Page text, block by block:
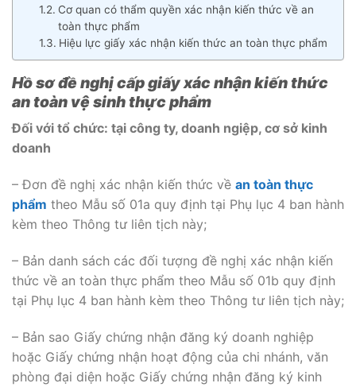
Cơ quan có thẩm quyền xác nhận kiến thức về an
toàn thực phẩm
Hiệu lực giấy xác nhận kiến thức an toàn thực phẩm
Hồ sơ đề nghị cấp giấy xác nhận kiến thức
an toàn vệ sinh thực phẩm
Đối với tổ chức: tại công ty, doanh ngiệp, cơ sở kinh
doanh
– Đơn đề nghị xác nhận kiến thức về an toàn thực
phẩm theo Mẫu số 01a quy định tại Phụ lục 4 ban hành
kèm theo Thông tư liên tịch này;
– Bản danh sách các đối tượng đề nghị xác nhận kiến
thức về an toàn thực phẩm theo Mẫu số 01b quy định
tại Phụ lục 4 ban hành kèm theo Thông tư liên tịch này;
– Bản sao Giấy chứng nhận đăng ký doanh nghiệp
hoặc Giấy chứng nhận hoạt động của chi nhánh, văn
phòng đại diện hoặc Giấy chứng nhận đăng ký kinh